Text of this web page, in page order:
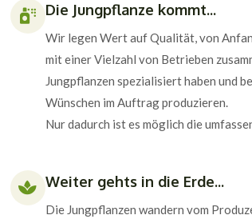
Die Jungpflanze kommt...
Wir legen Wert auf Qualität, von
mit einer Vielzahl von Betrieben
Jungpflanzen spezialisiert haben und
Wünschen im Auftrag produzieren.
Nur dadurch ist es möglich die
Weiter gehts in die Erde...
Die Jungpflanzen wandern vom